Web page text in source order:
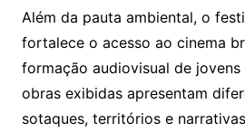
Além da pauta ambiental, o
fortalece o acesso ao cinema
formação audiovisual de jovens
obras exibidas apresentam
sotaques, territórios e